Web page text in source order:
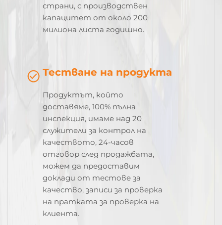
страни, с производствен
капацитет от около 200
милиона листа годишно.
Тестване на продукта
Продуктът, който
доставяме, 100% пълна
инспекция, имаме над 20
служители за контрол на
качеството, 24-часов
отговор след продажбата,
можем да предоставим
доклади от тестове за
качество, записи за проверка
на пратката за проверка на
клиента.